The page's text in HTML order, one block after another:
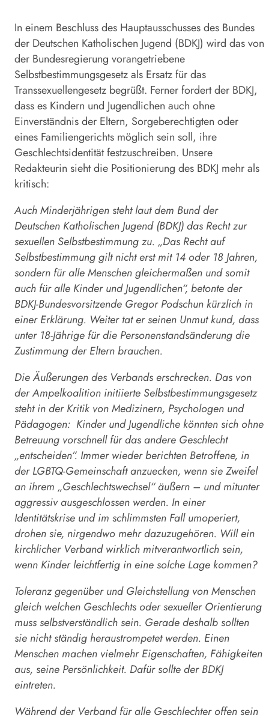
In einem Beschluss des Hauptausschusses des Bundes
der Deutschen Katholischen Jugend (BDKJ) wird das von
der Bundesregierung vorangetriebene
Selbstbestimmungsgesetz als Ersatz für das
Transsexuellengesetz begrüßt. Ferner fordert der BDKJ,
dass es Kindern und Jugendlichen auch ohne
Einverständnis der Eltern, Sorgeberechtigten oder
eines Familiengerichts möglich sein soll, ihre
Geschlechtsidentität festzuschreiben. Unsere
Redakteurin sieht die Positionierung des BDKJ mehr als
kritisch:
Auch Minderjährigen steht laut dem Bund der
Deutschen Katholischen Jugend (BDKJ) das Recht zur
sexuellen Selbstbestimmung zu. „Das Recht auf
Selbstbestimmung gilt nicht erst mit 14 oder 18 Jahren,
sondern für alle Menschen gleichermaßen und somit
auch für alle Kinder und Jugendlichen“, betonte der
BDKJ-Bundesvorsitzende Gregor Podschun kürzlich in
einer Erklärung. Weiter tat er seinen Unmut kund, dass
unter 18-Jährige für die Personenstandsänderung die
Zustimmung der Eltern brauchen.
Die Äußerungen des Verbands erschrecken. Das von
der Ampelkoalition initiierte Selbstbestimmungsgesetz
steht in der Kritik von Medizinern, Psychologen und
Pädagogen: Kinder und Jugendliche könnten sich ohne
Betreuung vorschnell für das andere Geschlecht
„entscheiden“. Immer wieder berichten Betroffene, in
der LGBTQ-Gemeinschaft anzuecken, wenn sie Zweifel
an ihrem „Geschlechtswechsel“ äußern – und mitunter
aggressiv ausgeschlossen werden. In einer
Identitätskrise und im schlimmsten Fall umoperiert,
drohen sie, nirgendwo mehr dazuzugehören. Will ein
kirchlicher Verband wirklich mitverantwortlich sein,
wenn Kinder leichtfertig in eine solche Lage kommen?
Toleranz gegenüber und Gleichstellung von Menschen
gleich welchen Geschlechts oder sexueller Orientierung
muss selbstverständlich sein. Gerade deshalb sollten
sie nicht ständig heraustrompetet werden. Einen
Menschen machen vielmehr Eigenschaften, Fähigkeiten
aus, seine Persönlichkeit. Dafür sollte der BDKJ
eintreten.
Während der Verband für alle Geschlechter offen sein